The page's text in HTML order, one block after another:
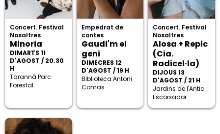
Concert. Festival
Nosaltres
Minoria
DIMARTS 11
D'AGOST / 20.30
H
Tarannà Parc
Forestal
Empedrat de
contes
Gaudi'm el
geni
DIMECRES 12
D'AGOST / 19 H
Biblioteca Antoni
Comas
Concert. Festival
Nosaltres
Alosa + Repic
(Cia.
Radicel·la)
DIJOUS 13
D'AGOST / 21 H
Jardins de l'Antic
Escorxador